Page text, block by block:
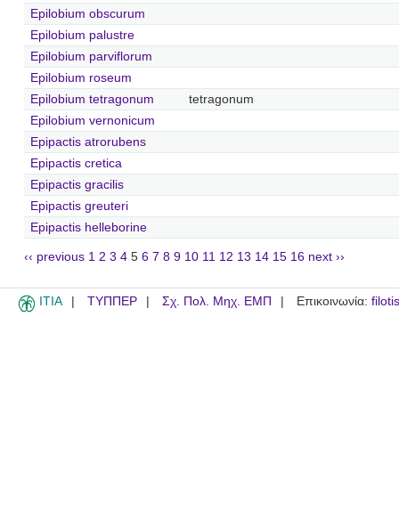
Epilobium obscurum
Epilobium palustre
Epilobium parviflorum
Epilobium roseum
Epilobium tetragonum
tetragonum
Epilobium vernonicum
Epipactis atrorubens
Epipactis cretica
Epipactis gracilis
Epipactis greuteri
Epipactis helleborine
‹‹ previous 1 2 3 4 5 6 7 8 9 10 11 12 13 14 15 16 next ››
ITIA ΤΥΠΠΕΡ Σχ. Πολ. Μηχ. ΕΜΠ Επικοινωνία: